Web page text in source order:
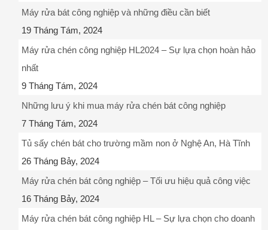
Máy rửa bát công nghiệp và những điều cần biết
19 Tháng Tám, 2024
Máy rửa chén công nghiệp HL2024 – Sự lựa chọn hoàn hảo
nhất
9 Tháng Tám, 2024
Những lưu ý khi mua máy rửa chén bát công nghiệp
7 Tháng Tám, 2024
Tủ sấy chén bát cho trường mầm non ở Nghệ An, Hà Tĩnh
26 Tháng Bảy, 2024
Máy rửa chén bát công nghiệp – Tối ưu hiệu quả công việc
16 Tháng Bảy, 2024
Máy rửa chén bát công nghiệp HL – Sự lựa chọn cho doanh